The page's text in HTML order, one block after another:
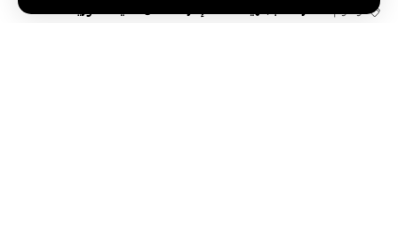
الوسوم:أسعار الذهب الهيئة العامة لإدارة المعادن الثمينة السورية